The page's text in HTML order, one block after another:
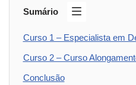
Sumário
Curso 1 – Especialista em
Curso 2 – Curso
Conclusão